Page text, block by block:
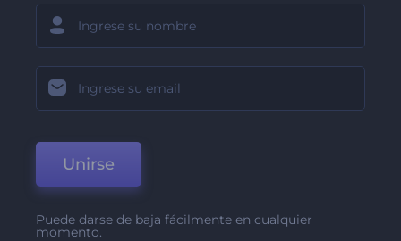
Unirse
Puede darse de baja fácilmente en cualquier
momento.